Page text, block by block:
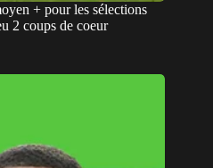
+ pour les sélections
2 coups de coeur